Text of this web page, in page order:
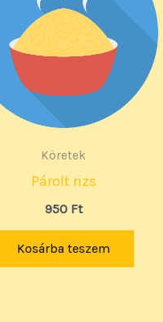
Köretek
Párolt rizs
950 Ft
Kosárba teszem